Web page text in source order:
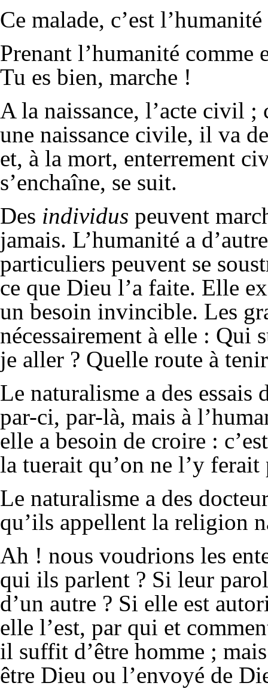
Ce malade, c’est
Prenant l’humanité
Tu es bien, marche !
A la naissance, l’acte civil ;
une naissance civile, il va
et, à la mort, enterrement
s’enchaîne, se suit.
Des individus peuvent
jamais. L’humanité a
particuliers peuvent se
ce que Dieu l’a faite. Elle
un besoin invincible. Les
nécessairement à elle : Qui
je aller ? Quelle route à
Le naturalisme a des
par-ci, par-là, mais à
elle a besoin de croire :
la tuerait qu’on ne l’y ferait
Le naturalisme a des
qu’ils appellent la religion
Ah ! nous voudrions les
qui ils parlent ? Si leur
d’un autre ? Si elle est
elle l’est, par qui et
il suffit d’être homme ;
être Dieu ou l’envoyé de